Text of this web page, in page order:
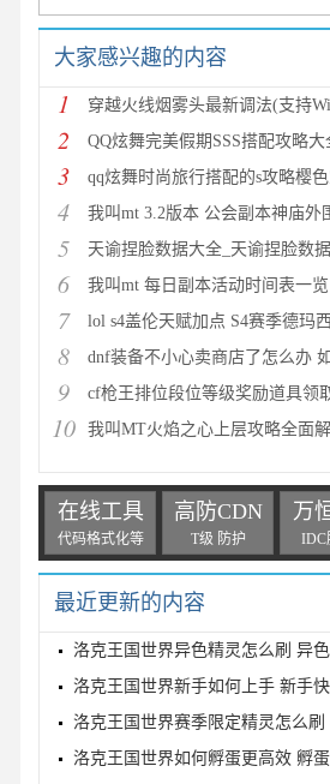
大家感兴趣的内容
1 穿越火线烟雾头最新调法(支持Win7)图文
2 QQ炫舞完美假期SSS搭配攻略大全_时尚旅行完美
3 qq炫舞时尚旅行搭配的s攻略樱
4 我叫mt 3.2版本 公会副本神庙外围(上层)攻
5 天谕捏脸数据大全_天谕捏脸数据全
6 我叫mt 每日副本活动时间表一览
7 lol s4盖伦天赋加点 S4赛季德玛西亚之力符文
8 dnf装备不小心卖商店了怎么办
9 cf枪王排位段位等级奖励道具领取 段位等级奖
10 我叫MT火焰之心上层攻略全面解析 挑战拉格
在线工具
代码格式化等
高防CDN
T级 防护
万
IDC
最近更新的内容